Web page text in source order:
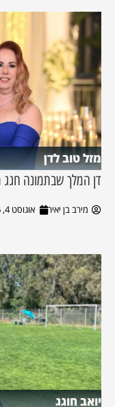
מזל טוב לדן
דן המלך שבתמונה חגג
מירב בן יאיר אוגוסט 4, 2026
יואב חוגג